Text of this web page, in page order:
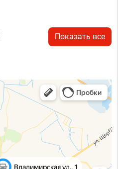
Показать все